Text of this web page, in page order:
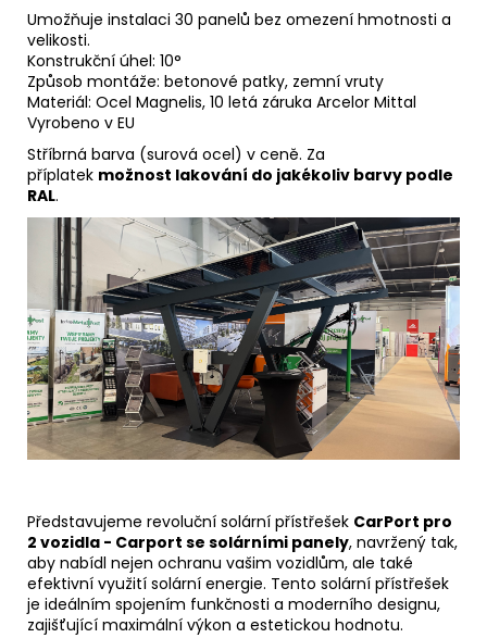
Umožňuje instalaci 30 panelů bez omezení hmotnosti a
velikosti.
Konstrukční úhel: 10°
Způsob montáže: betonové patky, zemní vruty
Materiál: Ocel Magnelis, 10 letá záruka Arcelor Mittal
Vyrobeno v EU
Stříbrná barva (surová ocel) v ceně. Za
příplatek možnost lakování do jakékoliv barvy podle
RAL.
Představujeme revoluční solární přístřešek CarPort pro
2 vozidla - Carport se solárními panely, navržený tak,
aby nabídl nejen ochranu vašim vozidlům, ale také
efektivní využití solární energie. Tento solární přístřešek
je ideálním spojením funkčnosti a moderního designu,
zajišťující maximální výkon a estetickou hodnotu.